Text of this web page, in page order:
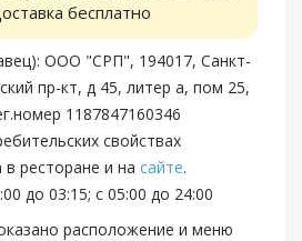
бесплатно
ООО "СРП", 194017, Санкт-
пр-кт, д 45, литер а, пом 25,
1187847160346
свойствах
в ресторане и на сайте.
до 03:15; с 05:00 до 24:00
расположение и меню